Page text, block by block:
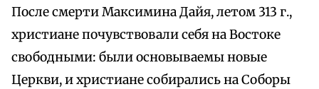
После смерти Максимина Дайя, летом 313 г.,
христиане почувствовали себя на Востоке
свободными: были основываемы новые
Церкви, и христиане собирались на Соборы